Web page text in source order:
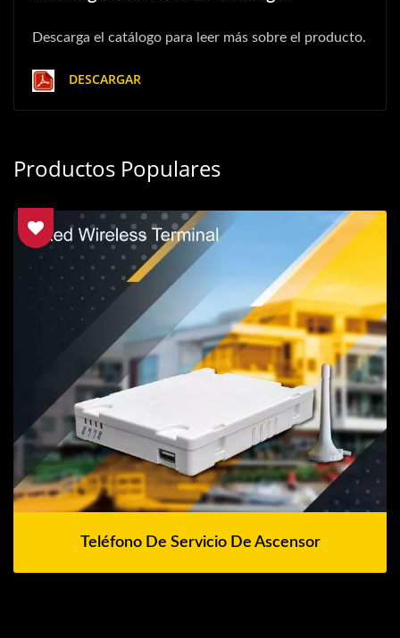
Descarga el catálogo para leer más sobre el producto.
DESCARGAR
Productos Populares
Teléfono De Servicio De Ascensor